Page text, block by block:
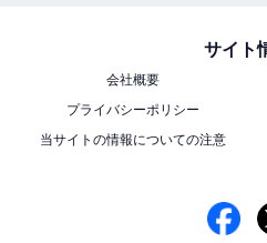
ドラマ『パリピ
思う俳優」ラン
サイト
会社概要
プライバシーポリシー
当サイトの情報についての注意